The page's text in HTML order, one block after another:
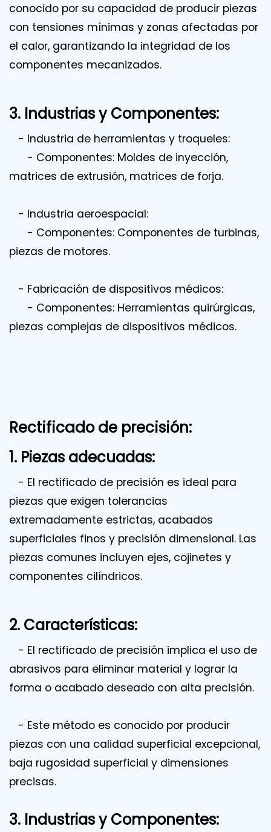
conocido por su capacidad de producir piezas
con tensiones mínimas y zonas afectadas por
el calor, garantizando la integridad de los
componentes mecanizados.
3. Industrias y Componentes:
- Industria de herramientas y troqueles:
- Componentes: Moldes de inyección,
matrices de extrusión, matrices de forja.
- Industria aeroespacial:
- Componentes: Componentes de turbinas,
piezas de motores.
- Fabricación de dispositivos médicos:
- Componentes: Herramientas quirúrgicas,
piezas complejas de dispositivos médicos.
Rectificado de precisión:
1. Piezas adecuadas:
- El rectificado de precisión es ideal para
piezas que exigen tolerancias
extremadamente estrictas, acabados
superficiales finos y precisión dimensional. Las
piezas comunes incluyen ejes, cojinetes y
componentes cilíndricos.
2. Características:
- El rectificado de precisión implica el uso de
abrasivos para eliminar material y lograr la
forma o acabado deseado con alta precisión.
- Este método es conocido por producir
piezas con una calidad superficial excepcional,
baja rugosidad superficial y dimensiones
precisas.
3. Industrias y Componentes: